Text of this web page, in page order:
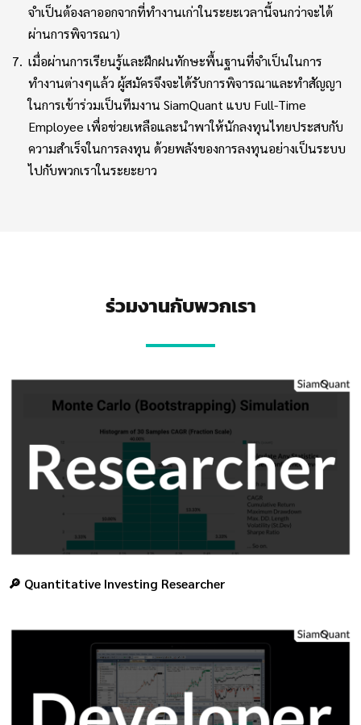
จำเป็นต้องลาออกจากที่ทำงานเก่าในระยะเวลานี้จนกว่าจะได้
ผ่านการพิจารณา)
เมื่อผ่านการเรียนรู้และฝึกฝนทักษะพื้นฐานที่จำเป็นในการ
ทำงานต่างๆแล้ว ผู้สมัครจึงจะได้รับการพิจารณาและทำสัญญา
ในการเข้าร่วมเป็นทีมงาน SiamQuant แบบ Full-Time
Employee เพื่อช่วยเหลือและนำพาให้นักลงทุนไทยประสบกับ
ความสำเร็จในการลงทุน ด้วยพลังของการลงทุนอย่างเป็นระบบ
ไปกับพวกเราในระยะยาว
ร่วมงานกับพวกเรา
🔎 Quantitative Investing Researcher